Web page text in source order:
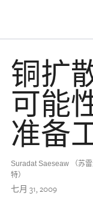
铜扩
可能
准备
Suradat Saeseaw （苏
特）
七月 31, 2009